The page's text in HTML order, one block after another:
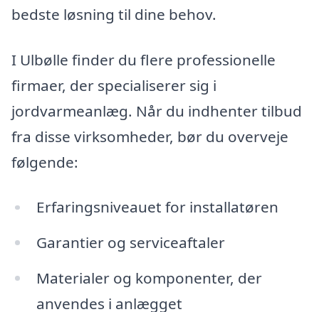
bedste løsning til dine behov.
I Ulbølle finder du flere professionelle
firmaer, der specialiserer sig i
jordvarmeanlæg. Når du indhenter tilbud
fra disse virksomheder, bør du overveje
følgende:
Erfaringsniveauet for installatøren
Garantier og serviceaftaler
Materialer og komponenter, der
anvendes i anlægget